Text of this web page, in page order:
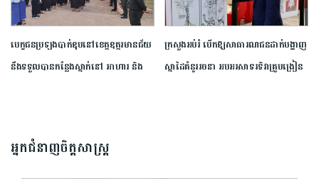
បេក្ខជន​ប្រឡង​បាក់ឌុប​នៅ​ខេត្ត​ឧត្តរមានជ័យ​ ​
នឹង​ទទួលបាន​កន្លែង​ស្នាក់​នៅ​ ​អាហារ​ និង​
ក្រសួងអប់រំ បើកឱ្យសាធារណជនដាក់បង្ហាញ
ស្នាដៃគំនូររចនា អបអរសាទរទិវាគ្រូបង្រៀន
អ្នកជំនាញចិត្តសាស្រ្ត